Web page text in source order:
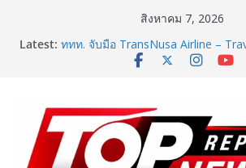
สิงหาคม 7, 2026
Latest: ททท. จับมือ TransNusa Airline –
เชื่อมโยงไทย–อินโดนีเซีย ดันไทยสู่จุ
ททท. สำนักงานมุมไบ เดินหน้ากลยุทธ์
ผนึก Team Thailand รุกตลาดอินเดี
ระดับไทยสู่ Top of Mind Destination
การเดินทางของนักท่องเที่ยวในช่วงค